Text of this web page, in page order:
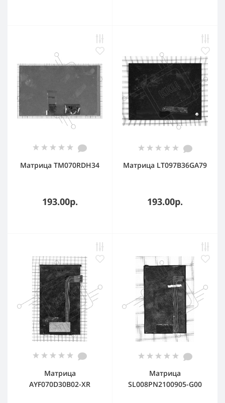
Матрица TM070RDH34
193.00р.
Матрица LT097B36GA79
193.00р.
Матрица
AYF070D30B02-XR
Матрица
SL008PN2100905-G00